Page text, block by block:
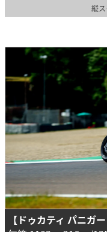
縦
【ドゥカティ パニガー